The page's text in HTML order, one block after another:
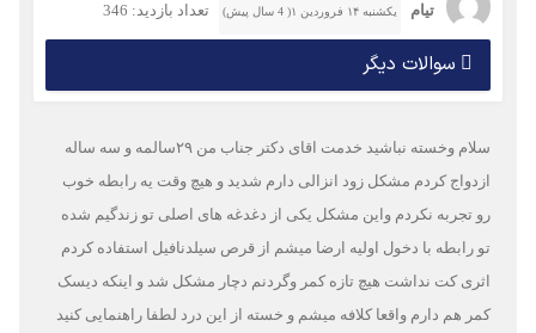
تیام یکشنبه ۱۴ فروردین ۱( 4 سال پیش) تعداد بازدید: 346
سوالات دیگر
سلام وخسته نباشید خدمت اقای دکتر جناب من ۲۹سالمه و سه ساله
ازدواج کردم مشکل زود انزالی دارم شدید و هیچ وقت یه رابطه خوب
رو تجربه نکردم واین مشکل یکی از دغدغه های اصلی تو زندگیم شده
تو رابطه با دخول اولیه ارضا میشم از قرص سیلدنافیل استفاده کردم
اثری کت نداشت هیچ تازه کمر وگردنم دچار مشکل شد و اینکه دیسک
کمر هم دارم واقعا کلافه میشم و خسته از این درد لطفا راهنمایی کنید